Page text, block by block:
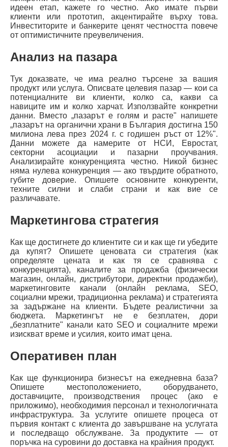
идеен етап, кажете го честно. Ако имате първи
клиенти или прототип, акцентирайте върху това.
Инвеститорите и банкерите ценят честността повече
от оптимистичните преувеличения.
Анализ на пазара
Тук доказвате, че има реално търсене за вашия
продукт или услуга. Описвате целевия пазар — кои са
потенциалните ви клиенти, колко са, какви са
навиците им и колко харчат. Използвайте конкретни
данни. Вместо „пазарът е голям и расте" напишете
„пазарът на органични храни в България достигна 150
милиона лева през 2024 г. с годишен ръст от 12%".
Данни можете да намерите от НСИ, Евростат,
секторни асоциации и пазарни проучвания.
Анализирайте конкуренцията честно. Никой бизнес
няма нулева конкуренция — ако твърдите обратното,
губите доверие. Опишете основните конкуренти,
техните силни и слаби страни и как вие се
различавате.
Маркетингова стратегия
Как ще достигнете до клиентите си и как ще ги убедите
да купят? Опишете ценовата си стратегия (как
определяте цената и как тя се сравнява с
конкуренцията), каналите за продажба (физически
магазин, онлайн, дистрибутори, директни продажби),
маркетинговите канали (онлайн реклама, SEO,
социални мрежи, традиционна реклама) и стратегията
за задържане на клиенти. Бъдете реалистични за
бюджета. Маркетингът не е безплатен, дори
„безплатните" канали като SEO и социалните мрежи
изискват време и усилия, които имат цена.
Оперативен план
Как ще функционира бизнесът на ежедневна база?
Опишете местоположението, оборудването,
доставчиците, производствения процес (ако е
приложимо), необходимия персонал и технологичната
инфраструктура. За услугите опишете процеса от
първия контакт с клиента до завършване на услугата
и последващо обслужване. За продуктите — от
поръчка на суровини до доставка на крайния продукт.